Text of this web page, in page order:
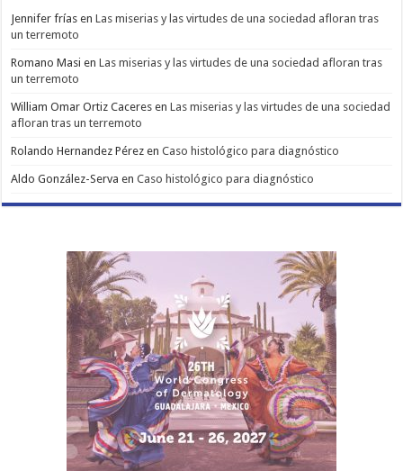
Jennifer frías enLas miserias y las virtudes de una sociedad afloran tras
un terremoto
Romano Masi enLas miserias y las virtudes de una sociedad afloran tras
un terremoto
William Omar Ortiz Caceres enLas miserias y las virtudes de una sociedad
afloran tras un terremoto
Rolando Hernandez Pérez enCaso histológico para diagnóstico
Aldo González-Serva enCaso histológico para diagnóstico